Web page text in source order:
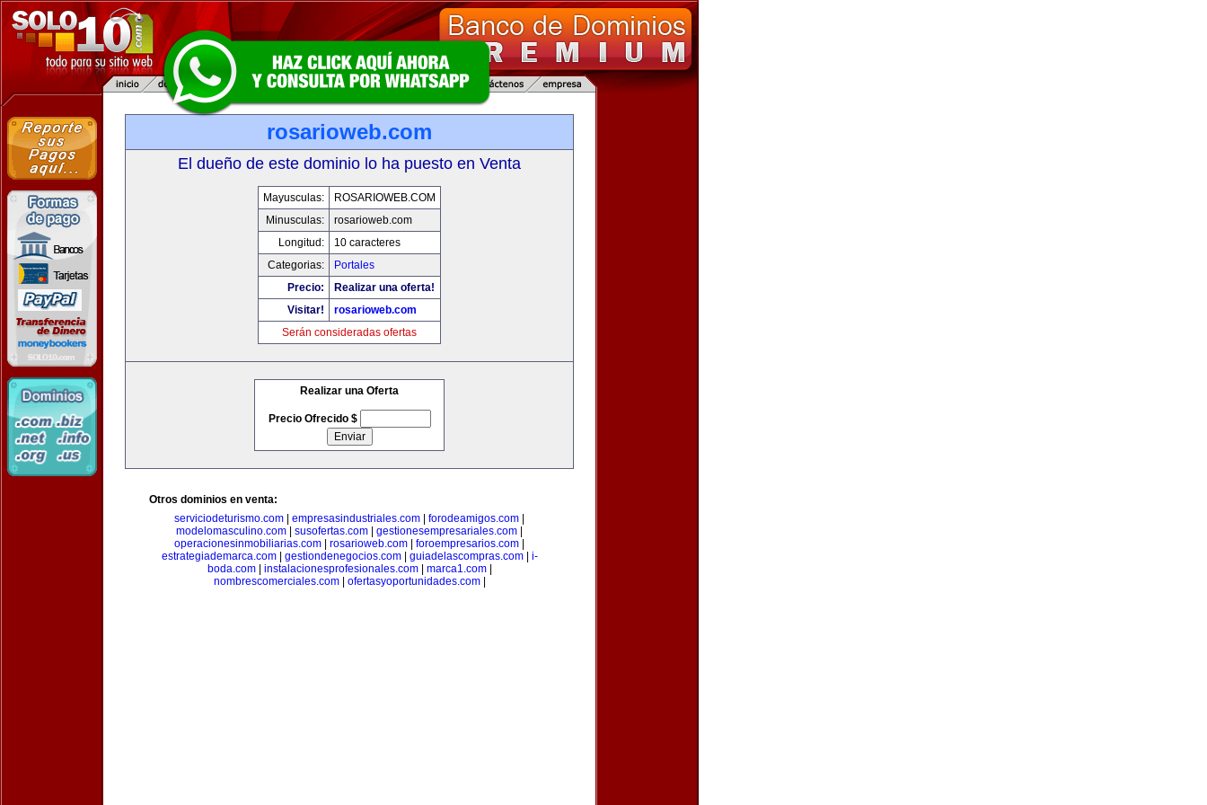
rosarioweb.com
El dueño de este dominio lo ha puesto en Venta
Mayusculas:
ROSARIOWEB.COM
Minusculas:
rosarioweb.com
Longitud:
10 caracteres
Categorias:
Portales
Precio:
Realizar una oferta!
Visitar!
rosarioweb.com
Serán consideradas ofertas
Realizar una Oferta
Precio Ofrecido $
Otros dominios en venta:
serviciodeturismo.com
empresasindustriales.com forodeamigos.com
modelomasculino.com
susofertas.com gestionesempresariales.com
operacionesinmobiliarias.com
rosarioweb.com foroempresarios.com
estrategiademarca.com| gestiondenegocios.com| guiadelascompras.com| i-
boda.com| instalacionesprofesionales.com| marca1.com|
nombrescomerciales.com| ofertasyoportunidades.com|